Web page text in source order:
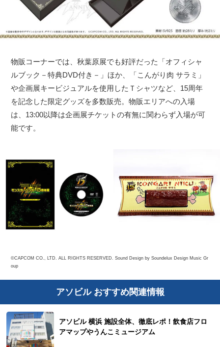
物販コーナーでは、秋葉原展でも好評だった「オフィシャ
ルブック－特典DVD付き－」ほか、「こんがり肉 サラミ」
や企画展キービジュアルを使用したＴシャツなど、15周年
を記念した限定グッズを多数販売。物販エリアへの入場
は、13:00以降は企画展チケットの有無に関わらず入場が可
能です。
©CAPCOM CO., LTD. ALL RIGHTS RESERVED. Sound Design by Soundelux Design Music Gr
oup
アソビル おすすめ関連情報
アソビル 横浜 施設全体、徹底レポ！飲食店フロ
アマップやうんこミュージアム